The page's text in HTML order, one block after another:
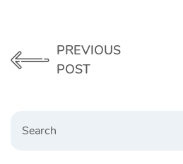
PREVIOUS
POST